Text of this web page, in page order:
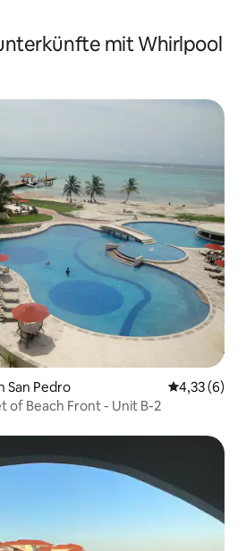
mit Whirlpool
San Pedro
4,33 (6)
Grand Caribe 500 Feet of Beach Front - Unit B-2